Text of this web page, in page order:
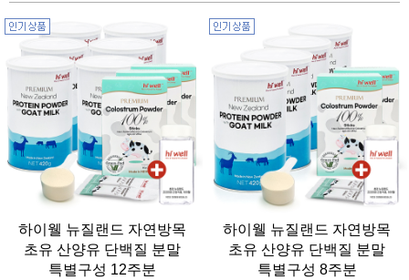
하이웰 뉴질랜드 자연방목
초유 산양유 단백질 분말
특별구성 12주분
하이웰 뉴질랜드 자연방목
초유 산양유 단백질 분말
특별구성 8주분